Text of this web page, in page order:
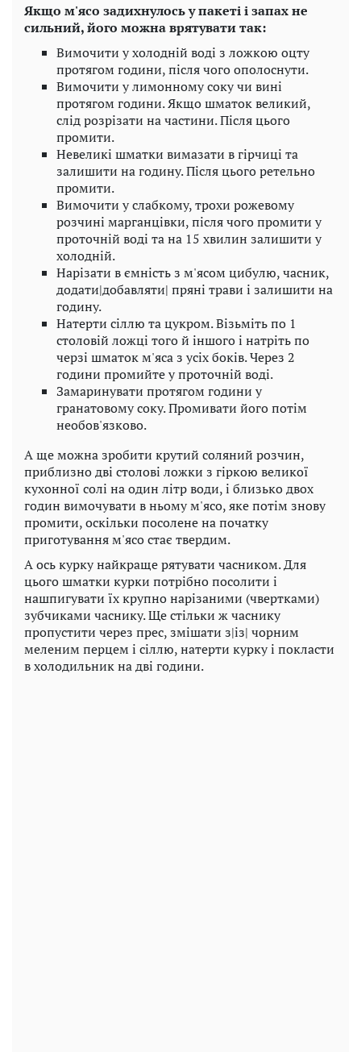
Якщо м'ясо задихнулось у пакеті і запах не
сильний, його можна врятувати так:
Вимочити у холодній воді з ложкою оцту
протягом години, після чого ополоснути.
Вимочити у лимонному соку чи вині
протягом години. Якщо шматок великий,
слід розрізати на частини. Після цього
промити.
Невеликі шматки вимазати в гірчиці та
залишити на годину. Після цього ретельно
промити.
Вимочити у слабкому, трохи рожевому
розчині марганцівки, після чого промити у
проточній воді та на 15 хвилин залишити у
холодній.
Нарізати в ємність з м'ясом цибулю, часник,
додати|добавляти| пряні трави і залишити на
годину.
Натерти сіллю та цукром. Візьміть по 1
столовій ложці того й іншого і натріть по
черзі шматок м'яса з усіх боків. Через 2
години промийте у проточній воді.
Замаринувати протягом години у
гранатовому соку. Промивати його потім
необов'язково.
А ще можна зробити крутий соляний розчин,
приблизно дві столові ложки з гіркою великої
кухонної солі на один літр води, і близько двох
годин вимочувати в ньому м'ясо, яке потім знову
промити, оскільки посолене на початку
приготування м'ясо стає твердим.
А ось курку найкраще рятувати часником. Для
цього шматки курки потрібно посолити і
нашпигувати їх крупно нарізаними (чвертками)
зубчиками часнику. Ще стільки ж часнику
пропустити через прес, змішати з|із| чорним
меленим перцем і сіллю, натерти курку і покласти
в холодильник на дві години.